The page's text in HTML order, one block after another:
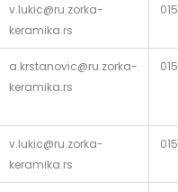
v.lukic@ru.zorka-
keramika.rs
a.krstanovic@ru.zorka-
keramika.rs
v.lukic@ru.zorka-
keramika.rs